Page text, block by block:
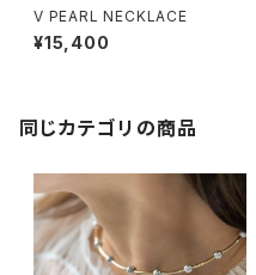
V PEARL NECKLACE
¥15,400
同じカテゴリの商品